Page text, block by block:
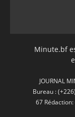
Minute.bf
JOURNAL
Bureau :
67